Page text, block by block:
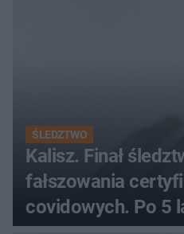
ŚLEDZTWO
Kalisz. Finał
fałszowania
covidowych. Po 5